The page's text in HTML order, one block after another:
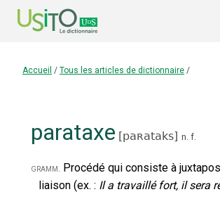
Accueil / Tous les articles de dictionnaire /
parataxe [paʀataks] n. f.
gramm. Procédé qui consiste à
liaison (ex. : Il a travaillé fort, il sera